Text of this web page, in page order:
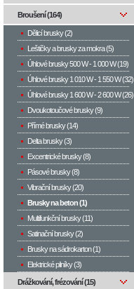
Broušení (164)
Dělicí brusky (2)
Leštičky a brusky za mokra (5)
Úhlové brusky 500 W­ - 1 000 W (19)
Úhlové brusky 1 010 W - 1 550 W (32)
Úhlové brusky 1 600 W - 2 600 W (26)
Dvoukotoučové brusky (9)
Přímé brusky (14)
Delta brusky (3)
Excentrické brusky (8)
Pásové brusky (8)
Vibrační brusky (20)
Brusky na beton (1)
Multifunkční brusky (11)
Satinační brusky (2)
Brusky na sádrokarton (1)
Elektrické pilníky (3)
Drážkování, frézování (15)